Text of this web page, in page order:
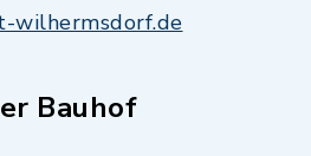
wilhermsdorf.de
Bauhof